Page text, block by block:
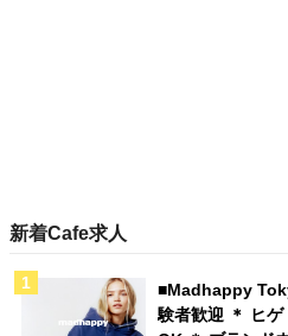
新着Cafe求人
■Madhappy
験者歓迎 ＊ ヒ